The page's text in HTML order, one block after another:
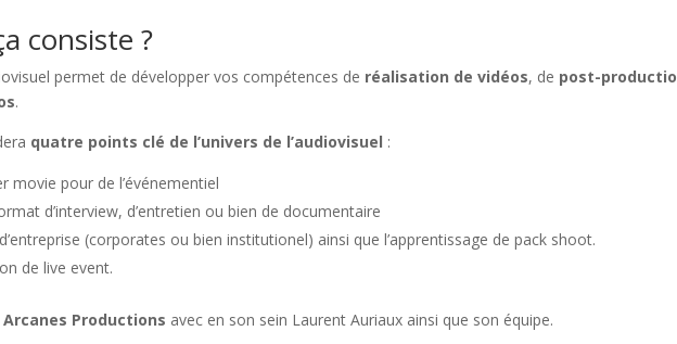
consiste ?
permet de développer vos compétences de réalisation de vidéos, de post-
.
quatre points clé de l’univers de l’audiovisuel :
movie pour de l’événementiel
d’interview, d’entretien ou bien de documentaire
(corporates ou bien institutionel) ainsi que l’apprentissage de pack shoot.
de live event.
Arcanes Productions avec en son sein Laurent Auriaux ainsi que son équipe.